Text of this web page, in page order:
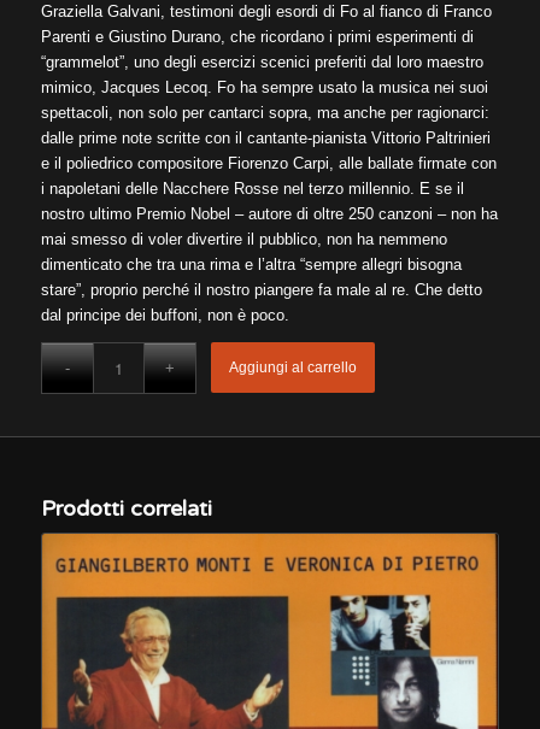
Graziella Galvani, testimoni degli esordi di Fo al fianco di Franco
Parenti e Giustino Durano, che ricordano i primi esperimenti di
“grammelot”, uno degli esercizi scenici preferiti dal loro maestro
mimico, Jacques Lecoq. Fo ha sempre usato la musica nei suoi
spettacoli, non solo per cantarci sopra, ma anche per ragionarci:
dalle prime note scritte con il cantante-pianista Vittorio Paltrinieri
e il poliedrico compositore Fiorenzo Carpi, alle ballate firmate con
i napoletani delle Nacchere Rosse nel terzo millennio. E se il
nostro ultimo Premio Nobel – autore di oltre 250 canzoni – non ha
mai smesso di voler divertire il pubblico, non ha nemmeno
dimenticato che tra una rima e l’altra “sempre allegri bisogna
stare”, proprio perché il nostro piangere fa male al re. Che detto
dal principe dei buffoni, non è poco.
Aggiungi al carrello
Prodotti correlati